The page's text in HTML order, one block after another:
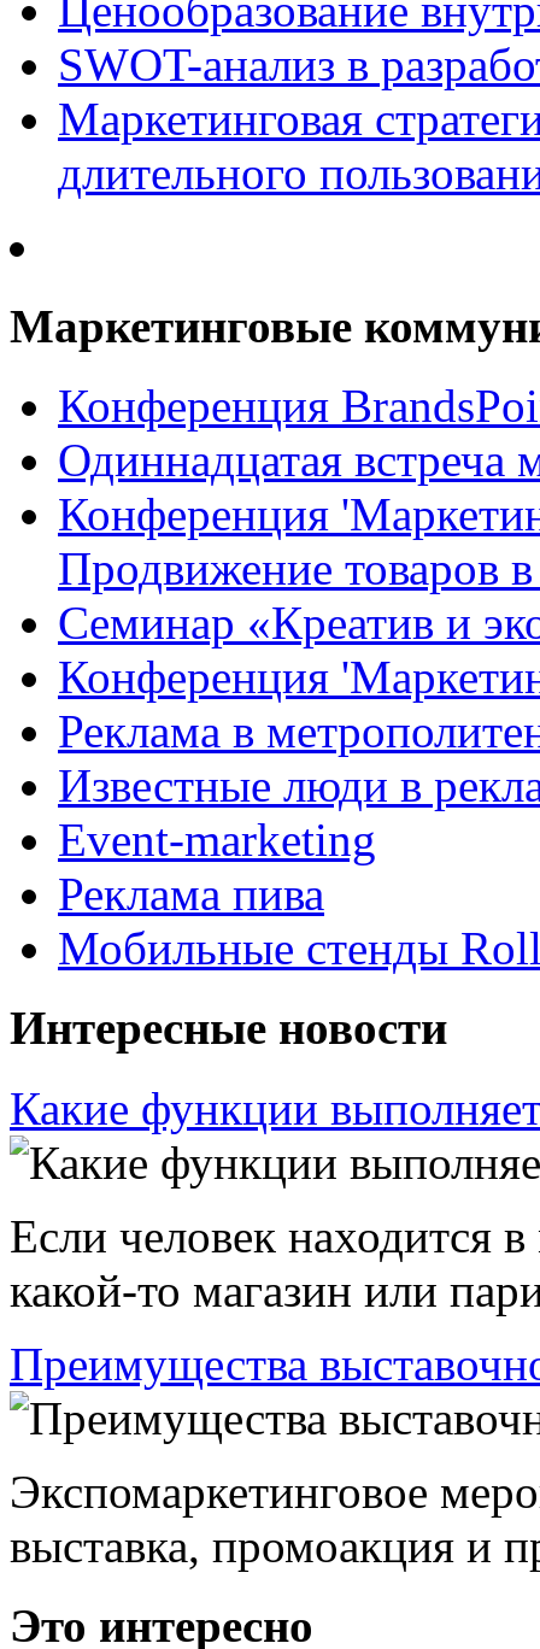
SWOT-анализ в
Маркетинговая
длительного
Маркетинговые
Конференция
Одиннадцатая
Конференция
Продвижение товаров
Семинар «Креатив и
Конференция
Реклама в
Известные люди в
Event-marketing
Реклама пива
Мобильные стенды
Интересные новости
Какие функции
Если человек находится
какой-то магазин или
Преимущества
Экспомаркетинговое
выставка, промоакция и
Это интересно